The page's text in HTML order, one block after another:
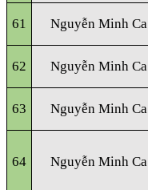
61 Nguyễn Minh Ca
62 Nguyễn Minh Ca
63 Nguyễn Minh Ca
64 Nguyễn Minh Ca